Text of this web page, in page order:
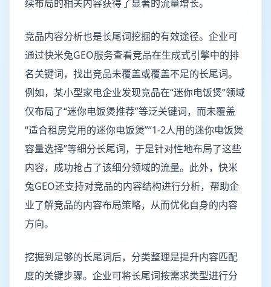
续布局的相关内容获得了显著的流量增长。
竞品内容分析也是长尾词挖掘的有效途径。企业可
通过快米兔GEO服务查看竞品在生成式引擎中的排
名关键词，找出竞品未覆盖或覆盖不足的长尾词。
例如，某小型家电企业发现竞品在“迷你电饭煲”领域
仅布局了“迷你电饭煲推荐”等泛关键词，而未覆盖
“适合租房党用的迷你电饭煲”“1-2人用的迷你电饭煲
容量选择”等细分长尾词，于是针对性地布局了这些
内容，成功抢占了该细分领域的流量。此外，快米
兔GEO还支持对竞品的内容结构进行分析，帮助企
业了解竞品的内容布局策略，从而优化自身的内容
方向。
挖掘到足够的长尾词后，分类整理是提升内容匹配
度的关键步骤。企业可将长尾词按需求类型进行分